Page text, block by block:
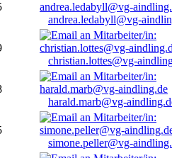
andrea.ledabyll@vg-
christian.lottes@vg-
harald.marb@vg-
simone.peller@vg-